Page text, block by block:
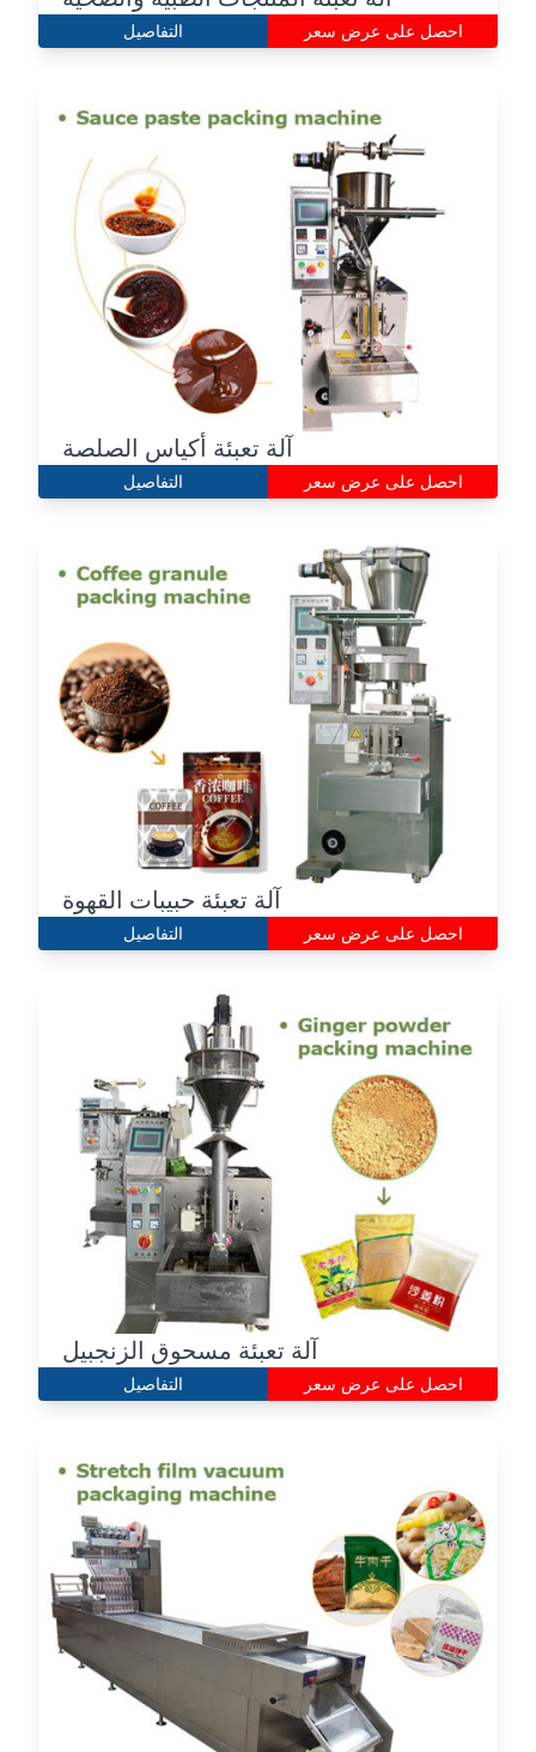
التفاصيل احصل على عرض سعر
آلة تعبئة أكياس الصلصة
التفاصيل احصل على عرض سعر
آلة تعبئة حبيبات القهوة
التفاصيل احصل على عرض سعر
آلة تعبئة مسحوق الزنجبيل
التفاصيل احصل على عرض سعر